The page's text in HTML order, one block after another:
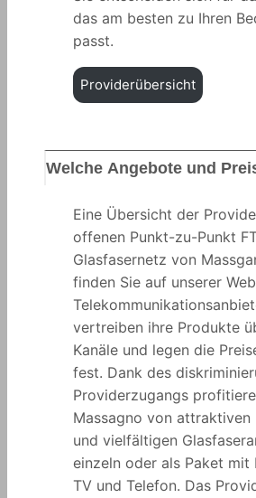
das am besten zu Ihren
passt.
Providerübersicht
Welche Angebote und
Eine Übersicht der
offenen Punkt-zu-Punkt
Glasfasernetz von
finden Sie auf unserer
vertreiben ihre Produkte
Kanäle und legen die
fest. Dank des
Providerzugangs
Massagno von attraktiven
und vielfältigen
einzeln oder als Paket mit
TV und Telefon. Das